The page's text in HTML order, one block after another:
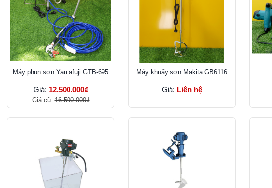
Máy phun sơn Yamafuji GTB-695
Giá: 12.500.000₫
Giá cũ:16.500.000₫
Máy khuấy sơn Makita GB6116
Giá: Liên hệ